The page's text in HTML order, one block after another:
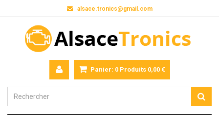
alsace.tronics@gmail.com
Panier: 0 Produits 0,00 €